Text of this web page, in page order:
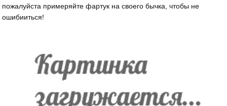
пожалуйста примеряйте фартук на своего бычка, чтобы не
ошибииться!